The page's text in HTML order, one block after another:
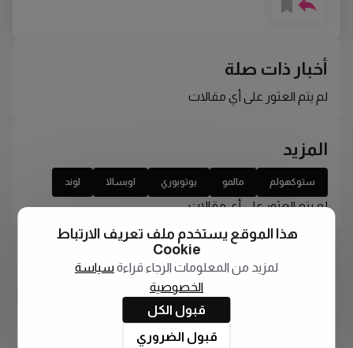
أخبار ذات صلة
لم يتم العثور على أي مقالات
المزيد
ستوكهولم مالمو يوتوبوري اوبسالا لوند
لم يتم العثور على أي مقالات
هذا الموقع يستخدم ملف تعريف الارتباط
Cookie
لمزيد من المعلومات الرجاء قراءة سياسة
الخصوصية
قبول الكل
قبول الضروري